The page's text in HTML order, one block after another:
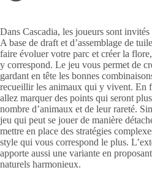
Dans Cascadia, les joueurs sont
A base de draft et d’assemblage de
faire évoluer votre parc et créer la
y correspond. Le jeu vous permet de
gardant en tête les bonnes
recueillir les animaux qui y vivent. En
allez marquer des points qui seront
nombre d’animaux et de leur rareté.
jeu qui peut se jouer de manière
mettre en place des stratégies
style qui vous correspond le plus.
apporte aussi une variante en
naturels harmonieux.